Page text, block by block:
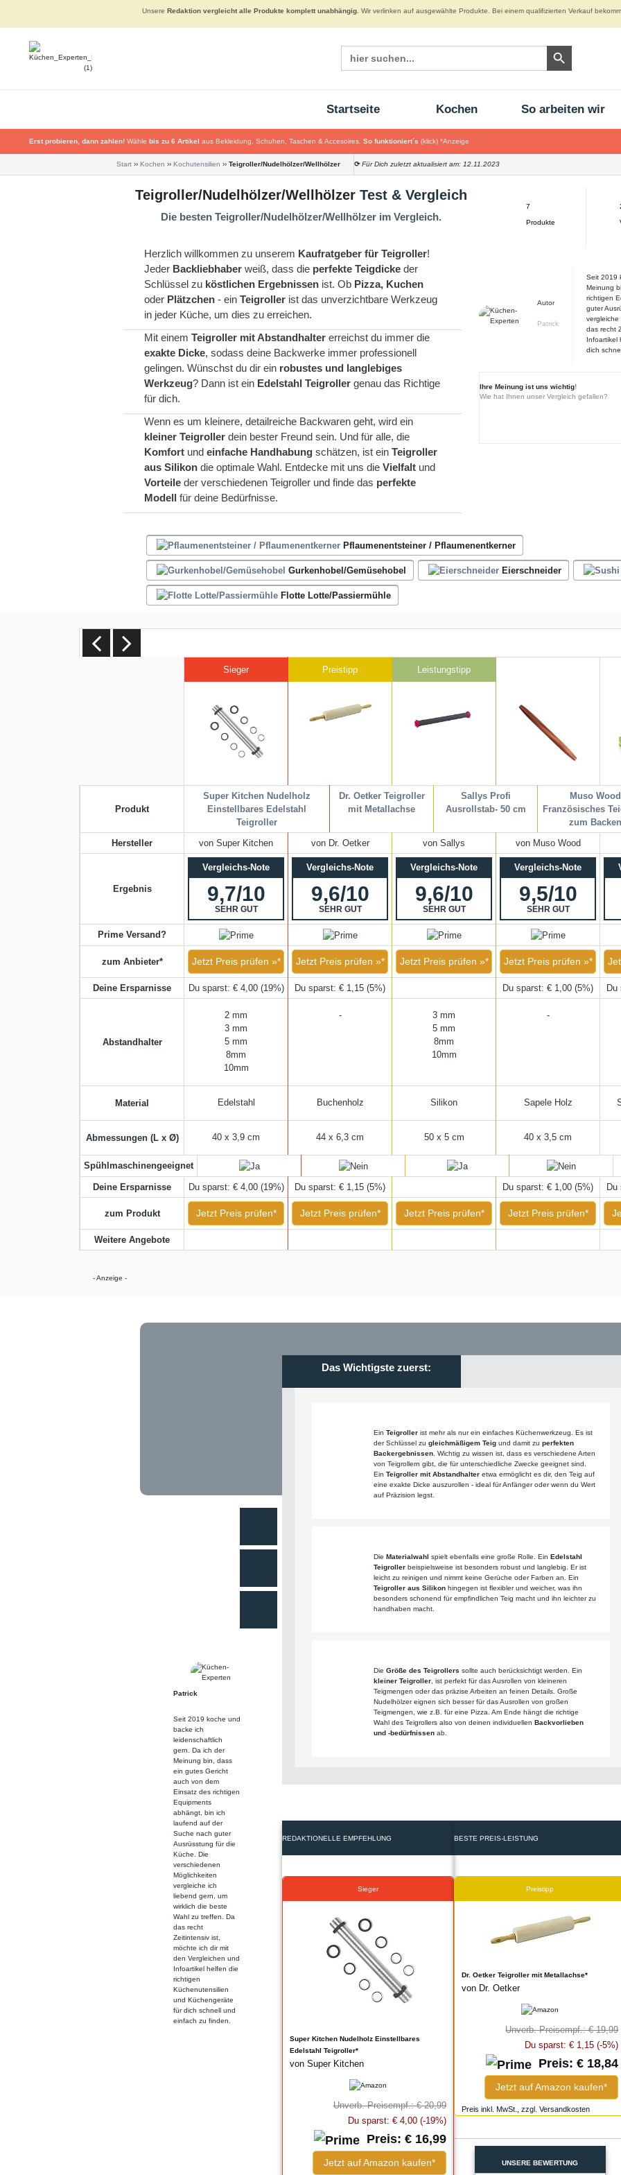
Unsere Redaktion vergleicht alle Produkte komplett unabhängig. Wir verlinken auf ausgewählte Produkte. Bei einem qualifizierten Verkauf
Search
for:
Search Button
Startseite Kochen So arbeiten wir
Erst probieren, dann zahlen! Wähle bis zu 6 Artikel aus Bekleidung, Schuhen, Taschen & Accesoires. So funktioniert´s (klick) *Anzeige
Start ›› Kochen ›› Kochutensilien ›› Teigroller/Nudelhölzer/Wellhölzer ⟳ Für Dich zuletzt aktualisiert am: 12.11.2023
Teigroller/Nudelhölzer/Wellhölzer Test & Vergleich
Die besten Teigroller/Nudelhölzer/Wellhölzer im Vergleich.
Herzlich willkommen zu unserem Kaufratgeber für Teigroller!
Jeder Backliebhaber weiß, dass die perfekte Teigdicke der
Schlüssel zu köstlichen Ergebnissen ist. Ob Pizza, Kuchen
oder Plätzchen - ein Teigroller ist das unverzichtbare Werkzeug
in jeder Küche, um dies zu erreichen.
Mit einem Teigroller mit Abstandhalter erreichst du immer die
exakte Dicke, sodass deine Backwerke immer professionell
gelingen. Wünschst du dir ein robustes und langlebiges
Werkzeug? Dann ist ein Edelstahl Teigroller genau das Richtige
für dich.
Wenn es um kleinere, detailreiche Backwaren geht, wird ein
kleiner Teigroller dein bester Freund sein. Und für alle, die
Komfort und einfache Handhabung schätzen, ist ein Teigroller
aus Silikon die optimale Wahl. Entdecke mit uns die Vielfalt und
Vorteile der verschiedenen Teigroller und finde das perfekte
Modell für deine Bedürfnisse.
7
Produkte
Autor
Patrick
Seit 2019
Meinung
richtigen
guter
vergleiche
das recht
Infoartikel
dich
Ihre Meinung ist uns wichtig!
Wie hat Ihnen unser Vergleich gefallen?
Pflaumenentsteiner / Pflaumenentkerner
Gurkenhobel/Gemüsehobel Eierschneider
Flotte Lotte/Passiermühle
Sieger Preistipp Leistungstipp
Produkt
Super Kitchen Nudelholz
Einstellbares Edelstahl
Teigroller
Dr. Oetker Teigroller
mit Metallachse
Sallys Profi
Ausrollstab- 50 cm
Muso Wood
Französisches
zum Backen
Hersteller
von Super Kitchen von Dr. Oetker von Sallys von Muso Wood
Ergebnis
Vergleichs-Note
9,7/10
SEHR GUT
Vergleichs-Note
9,6/10
SEHR GUT
Vergleichs-Note
9,6/10
SEHR GUT
Vergleichs-Note
9,5/10
SEHR GUT
Prime Versand?
zum Anbieter* Jetzt Preis prüfen »* Jetzt Preis prüfen »* Jetzt Preis prüfen »* Jetzt Preis prüfen »*
Deine Ersparnisse Du sparst: € 4,00 (19%) Du sparst: € 1,15 (5%) Du sparst: € 1,00 (5%) Du
Abstandhalter
2 mm
3 mm
5 mm
8mm
10mm
-
3 mm
5 mm
8mm
10mm
-
Material Edelstahl Buchenholz Silikon Sapele Holz
Abmessungen (L x Ø) 40 x 3,9 cm 44 x 6,3 cm 50 x 5 cm 40 x 3,5 cm
Spühlmaschinengeeignet
Deine Ersparnisse Du sparst: € 4,00 (19%) Du sparst: € 1,15 (5%) Du sparst: € 1,00 (5%) Du
zum Produkt Jetzt Preis prüfen* Jetzt Preis prüfen* Jetzt Preis prüfen* Jetzt Preis prüfen*
Weitere Angebote
- Anzeige -
Patrick
Seit 2019 koche und
backe ich
leidenschaftlich
gern. Da ich der
Meinung bin, dass
ein gutes Gericht
auch von dem
Einsatz des richtigen
Equipments
abhängt, bin ich
laufend auf der
Suche nach guter
Ausrüsstung für die
Küche. Die
verschiedenen
Möglichkeiten
vergleiche ich
liebend gern, um
wirklich die beste
Wahl zu treffen. Da
das recht
Zeitintensiv ist,
möchte ich dir mit
den Vergleichen und
Infoartikel helfen die
richtigen
Küchenutensilien
und Küchengeräte
für dich schnell und
einfach zu finden.
Das Wichtigste zuerst:
Ein Teigroller ist mehr als nur ein einfaches Küchenwerkzeug. Es ist
der Schlüssel zu gleichmäßigem Teig und damit zu perfekten
Backergebnissen. Wichtig zu wissen ist, dass es verschiedene Arten
von Teigrollern gibt, die für unterschiedliche Zwecke geeignet sind.
Ein Teigroller mit Abstandhalter etwa ermöglicht es dir, den Teig auf
eine exakte Dicke auszurollen - ideal für Anfänger oder wenn du Wert
auf Präzision legst.
Die Materialwahl spielt ebenfalls eine große Rolle. Ein Edelstahl
Teigroller beispielsweise ist besonders robust und langlebig. Er ist
leicht zu reinigen und nimmt keine Gerüche oder Farben an. Ein
Teigroller aus Silikon hingegen ist flexibler und weicher, was ihn
besonders schonend für empfindlichen Teig macht und ihn leichter zu
handhaben macht.
Die Größe des Teigrollers sollte auch berücksichtigt werden. Ein
kleiner Teigroller, ist perfekt für das Ausrollen von kleineren
Teigmengen oder das präzise Arbeiten an feinen Details. Große
Nudelhölzer eignen sich besser für das Ausrollen von großen
Teigmengen, wie z.B. für eine Pizza. Am Ende hängt die richtige
Wahl des Teigrollers also von deinen individuellen Backvorlieben
und -bedürfnissen ab.
REDAKTIONELLE EMPFEHLUNG
Sieger
Super Kitchen Nudelholz Einstellbares
Edelstahl Teigroller*
von Super Kitchen
Unverb. Preisempf.: € 20,99
Du sparst: € 4,00 (-19%)
Preis: € 16,99
Jetzt auf Amazon kaufen*
BESTE PREIS-LEISTUNG
Preistipp
Dr. Oetker Teigroller mit Metallachse*
von Dr. Oetker
Unverb. Preisempf.: € 19,99
Du sparst: € 1,15 (-5%)
Preis: € 18,84
Jetzt auf Amazon kaufen*
Preis inkl. MwSt., zzgl. Versandkosten
UNSERE BEWERTUNG